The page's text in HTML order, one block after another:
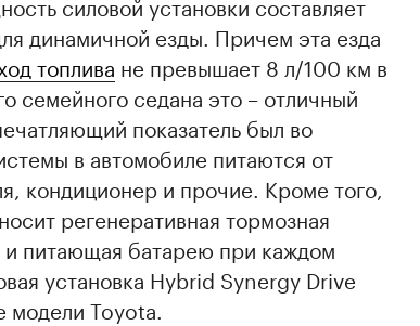
динамичной езды. Причем эта езда
топлива не превышает 8 л/100 км в
семейного седана это – отличный
показатель был во
в автомобиле питаются от
кондиционер и прочие. Кроме того,
регенеративная тормозная
питающая батарею при каждом
установка Hybrid Synergy Drive
модели Toyota.